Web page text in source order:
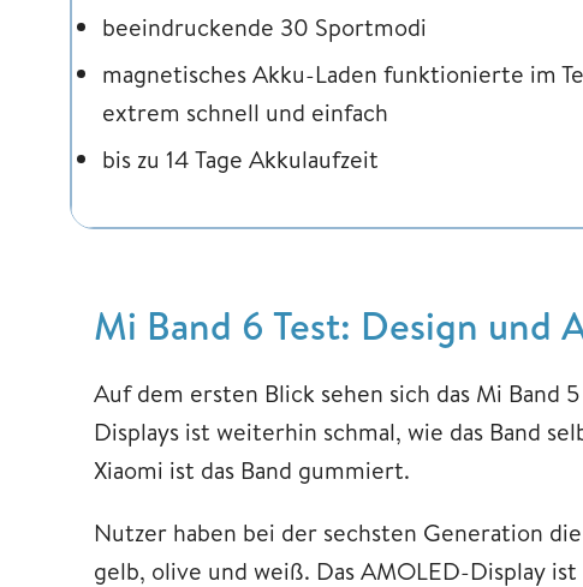
beeindruckende 30 Sportmodi
magnetisches Akku-Laden funktionierte im
extrem schnell und einfach
bis zu 14 Tage Akkulaufzeit
Mi Band 6 Test: Design und
Auf dem ersten Blick sehen sich das Mi Band
Displays ist weiterhin schmal, wie das Band
Xiaomi ist das Band gummiert.
Nutzer haben bei der sechsten Generation
gelb, olive und weiß. Das AMOLED-Display